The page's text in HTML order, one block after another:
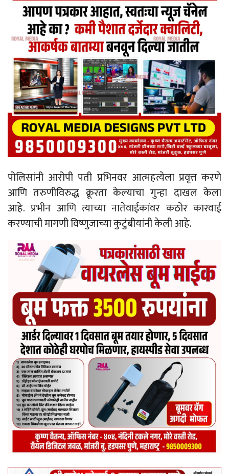
पोलिसांनी आरोपी पती प्रभिनवर आत्महत्येला प्रवृत्त करणे
आणि तरुणीविरुद्ध क्रूरता केल्याचा गुन्हा दाखल केला
आहे. प्रभीन आणि त्याच्या नातेवाईकांवर कठोर कारवाई
करण्याची मागणी विष्णुजाच्या कुटुंबीयांनी केली आहे.